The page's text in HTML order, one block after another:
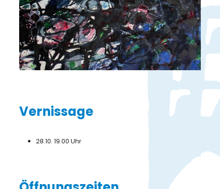
Vernissage
28.10. 19.00 Uhr